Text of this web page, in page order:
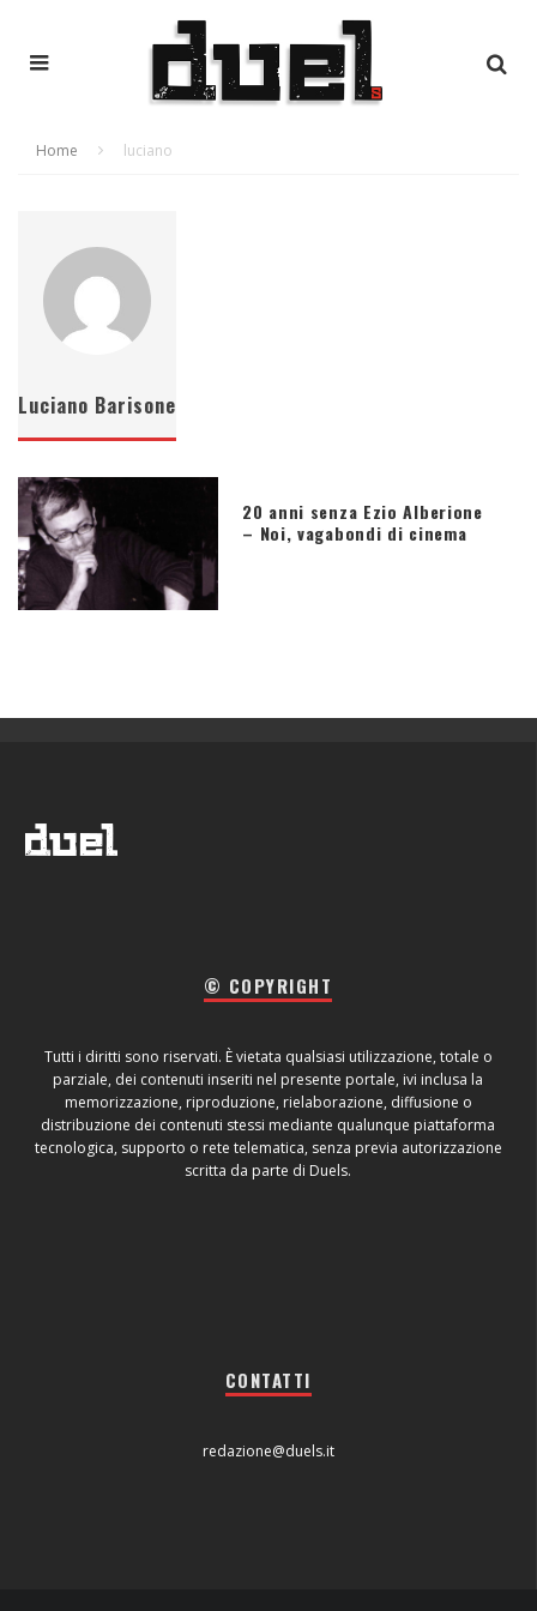
Home luciano
Luciano Barisone
20 anni senza Ezio Alberione
– Noi, vagabondi di cinema
© COPYRIGHT
Tutti i diritti sono riservati. È vietata qualsiasi utilizzazione, totale o
parziale, dei contenuti inseriti nel presente portale, ivi inclusa la
memorizzazione, riproduzione, rielaborazione, diffusione o
distribuzione dei contenuti stessi mediante qualunque piattaforma
tecnologica, supporto o rete telematica, senza previa autorizzazione
scritta da parte di Duels.
CONTATTI
redazione@duels.it